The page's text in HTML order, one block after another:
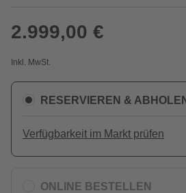
2.999,00 €
Inkl. MwSt.
RESERVIEREN &
Verfügbarkeit im Markt prüfen
ONLINE BESTELLEN